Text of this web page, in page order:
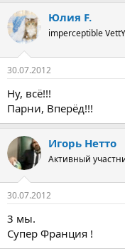
Юлия F.
imperceptible
30.07.2012
Ну, всё!!!
Парни, Вперёд!!!
Игорь Нетто
Активный
30.07.2012
3 мы.
Супер Франция !